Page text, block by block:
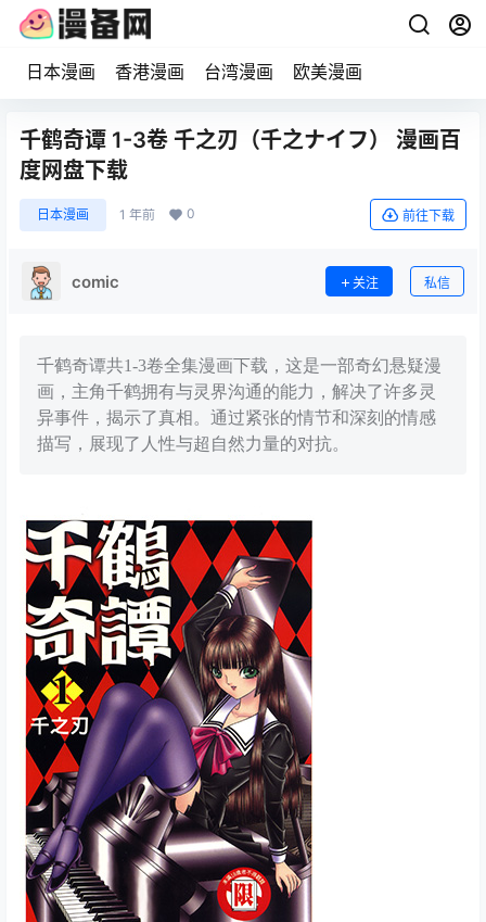
日本漫画 香港漫画 台湾漫画 欧美漫画
千鹤奇谭 1-3卷 千之刃（千之ナイフ） 漫画百
度网盘下载
日本漫画 1 年前 0 前往下载
comic 关注 私信
千鹤奇谭共1-3卷全集漫画下载，这是一部奇幻悬疑漫
画，主角千鹤拥有与灵界沟通的能力，解决了许多灵
异事件，揭示了真相。通过紧张的情节和深刻的情感
描写，展现了人性与超自然力量的对抗。